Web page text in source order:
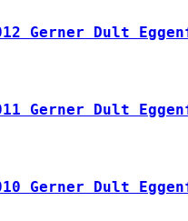
Gerner Dult
Gerner Dult
Gerner Dult